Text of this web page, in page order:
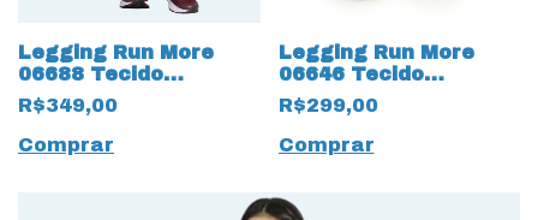
Legging Run More
06688 Tecido
Blocking de
compressão Roxo
R$349,00
Comprar
Legging Run More
06646 Tecido
Compressão TexNeo
Preto
R$299,00
Comprar